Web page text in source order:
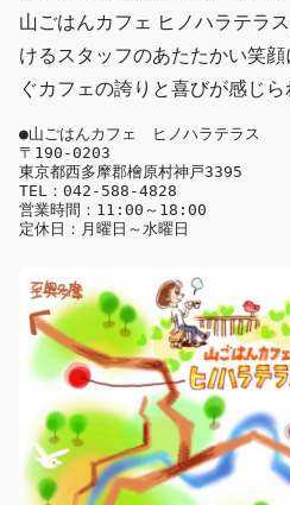
山ごはんカフェ ヒノハラテラ
けるスタッフのあたたかい笑
ぐカフェの誇りと喜びが感じら
●山ごはんカフェ　ヒノハラテラス
〒190-0203
東京都西多摩郡檜原村神戸3395
TEL：042-588-4828
営業時間：11:00～18:00
定休日：月曜日～水曜日